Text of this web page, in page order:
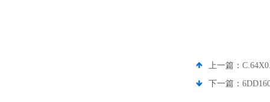
上一篇：
下一篇：